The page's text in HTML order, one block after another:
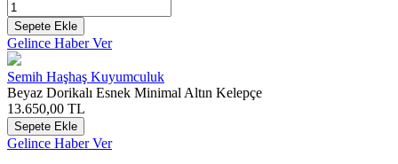
Sepete Ekle
Gelince Haber Ver
Semih Haşhaş Kuyumculuk
Beyaz Dorikalı Esnek Minimal Altın Kelepçe
13.650,00 TL
Sepete Ekle
Gelince Haber Ver